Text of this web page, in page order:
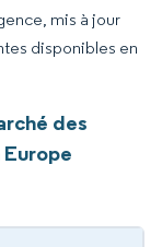
mis à jour
disponibles en
des